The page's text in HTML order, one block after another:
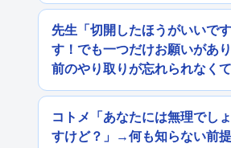
先生「切開したほうがいいで
す！でも一つだけお願いがあ
前のやり取りが忘れられなく
コトメ「あなたには無理でし
すけど？」→何も知らない前